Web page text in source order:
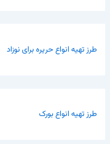
طرز تهیه انواع حریره برای نوزاد
طرز تهیه انواع بورک